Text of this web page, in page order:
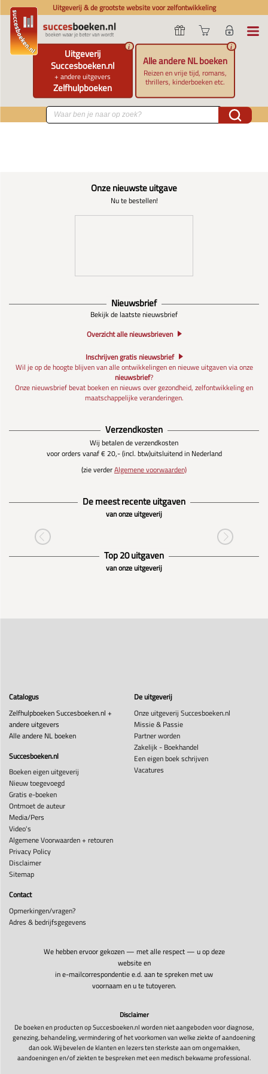
Uitgeverij & de grootste website voor zelfontwikkeling
Uitgeverij
Succesboeken.nl
+ andere uitgevers
Zelfhulpboeken
i
Alle andere NL boeken
Reizen en vrije tijd, romans,
thrillers, kinderboeken etc.
i
Onze nieuwste uitgave
Nu te bestellen!
Nieuwsbrief
Bekijk de laatste nieuwsbrief
Overzicht alle nieuwsbrieven
Inschrijven gratis nieuwsbrief
Wil je op de hoogte blijven van alle ontwikkelingen en nieuwe uitgaven via onze
nieuwsbrief?
Onze nieuwsbrief bevat boeken en nieuws over gezondheid, zelfontwikkeling en
maatschappelijke veranderingen.
Verzendkosten
Wij betalen de verzendkosten
voor orders vanaf € 20,- (incl. btw)uitsluitend in Nederland
(zie verderAlgemene voorwaarden)
De meest recente uitgaven
van onze uitgeverij
Top 20 uitgaven
van onze uitgeverij
Catalogus
Zelfhulpboeken Succesboeken.nl +
andere uitgevers
Alle andere NL boeken
Succesboeken.nl
Boeken eigen uitgeverij
Nieuw toegevoegd
Gratis e-boeken
Ontmoet de auteur
Media/Pers
Video's
Algemene Voorwaarden + retouren
Privacy Policy
Disclaimer
Sitemap
De uitgeverij
Onze uitgeverij Succesboeken.nl
Missie & Passie
Partner worden
Zakelijk - Boekhandel
Een eigen boek schrijven
Vacatures
Contact
Opmerkingen/vragen?
Adres & bedrijfsgegevens
We hebben ervoor gekozen — met alle respect — u op deze
website en
in e-mailcorrespondentie e.d. aan te spreken met uw
voornaam en u te tutoyeren.
Disclaimer
De boeken en producten op Succesboeken.nl worden niet aangeboden voor diagnose,
genezing, behandeling, vermindering of het voorkomen van welke ziekte of aandoening
dan ook. Wij bevelen de klanten en lezers ten sterkste aan om ongemakken,
aandoeningen en/of ziekten te bespreken met een medisch bekwame professional.